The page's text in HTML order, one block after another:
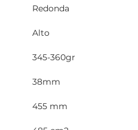
Redonda
Alto
345-360gr
38mm
455 mm